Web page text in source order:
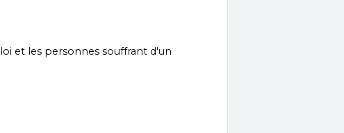
et les personnes souffrant d'un